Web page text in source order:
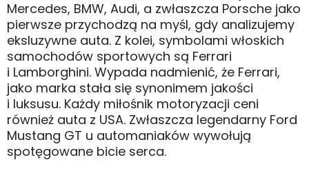
Mercedes, BMW, Audi, a zwłaszcza Porsche jako
pierwsze przychodzą na myśl, gdy analizujemy
eksluzywne auta. Z kolei, symbolami włoskich
samochodów sportowych są Ferrari
i Lamborghini. Wypada nadmienić, że Ferrari,
jako marka stała się synonimem jakości
i luksusu. Każdy miłośnik motoryzacji ceni
również auta z USA. Zwłaszcza legendarny Ford
Mustang GT u automaniaków wywołują
spotęgowane bicie serca.